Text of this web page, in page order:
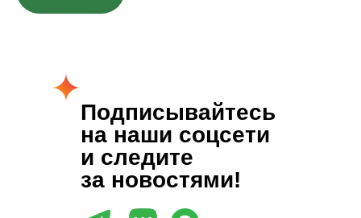
Подписывайтесь
на наши соцсети
и следите
за новостями!